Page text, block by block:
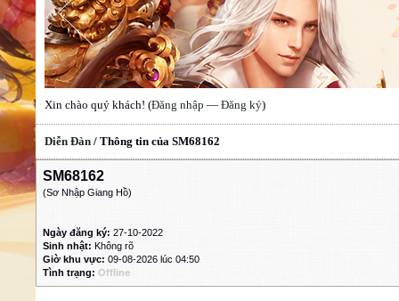
Xin chào quý khách! (Đăng nhập — Đăng ký)
Diễn Đàn / Thông tin của SM68162
SM68162
(Sơ Nhập Giang Hồ)
Ngày đăng ký: 27-10-2022
Sinh nhật: Không rõ
Giờ khu vực: 09-08-2026 lúc 04:50
Tình trạng: Offline